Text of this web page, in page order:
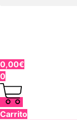
0,00€
0
Carrito